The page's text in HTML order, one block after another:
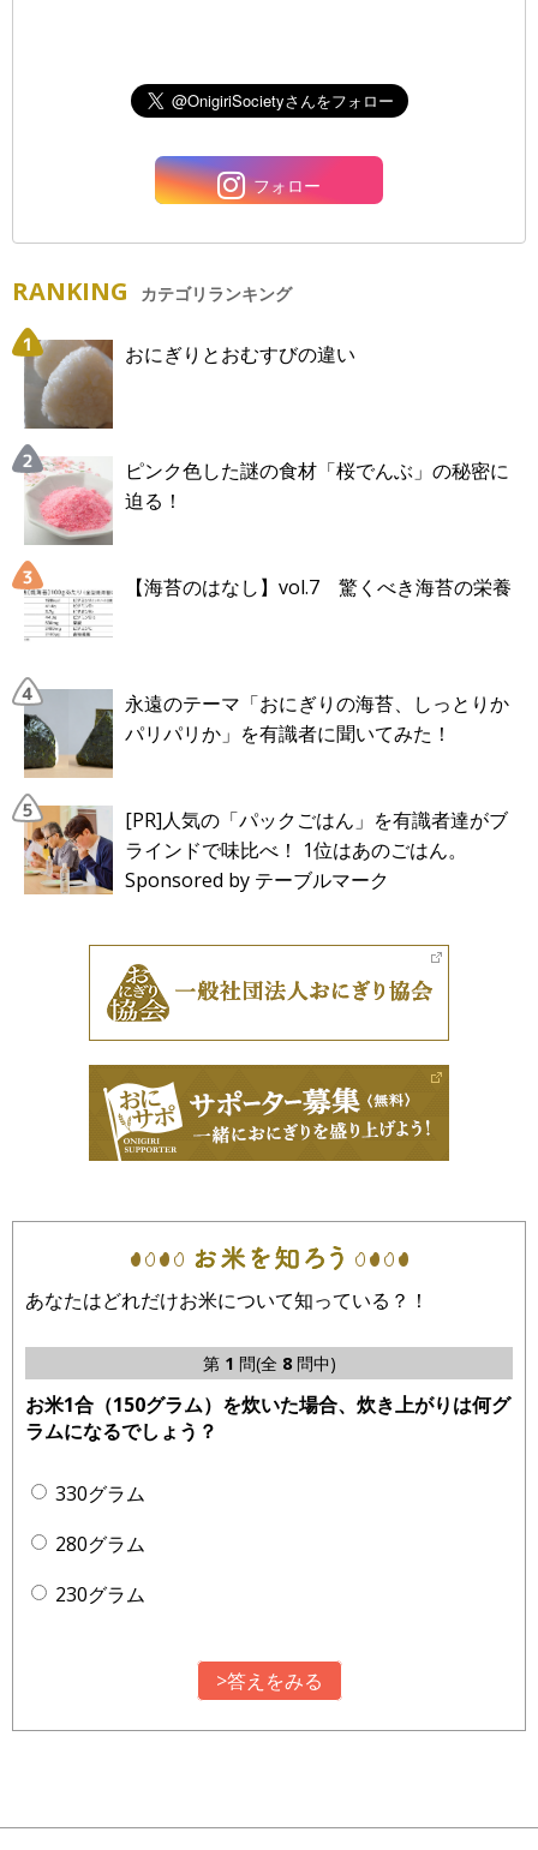
フォロー
RANKING カテゴリランキング
おにぎりとおむすびの違い
ピンク色した謎の食材「桜でんぶ」の秘密に
迫る！
【海苔のはなし】vol.7 驚くべき海苔の栄養
永遠のテーマ「おにぎりの海苔、しっとりか
パリパリか」を有識者に聞いてみた！
[PR]人気の「パックごはん」を有識者達がブ
ラインドで味比べ！ 1位はあのごはん。
Sponsored by テーブルマーク
あなたはどれだけお米について知っている？！
第 1 問(全 8問中)
お米1合（150グラム）を炊いた場合、炊き上がりは何グ
ラムになるでしょう？
330グラム
280グラム
230グラム
>答えをみる